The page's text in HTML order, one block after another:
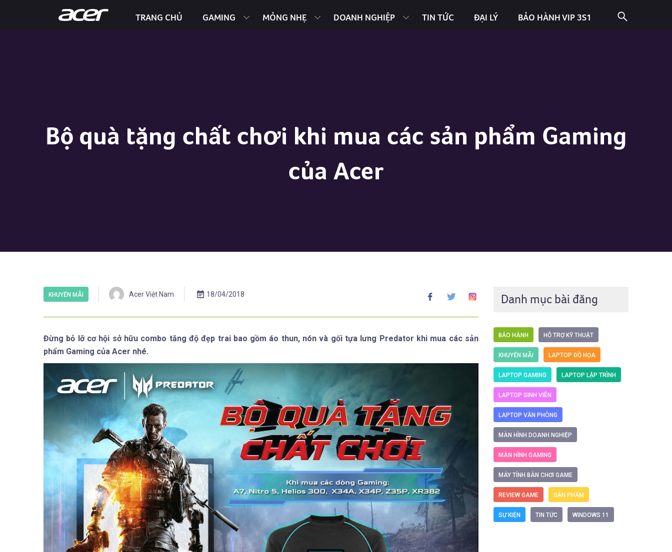
TRANG CHỦ GAMING MỎNG NHẸ DOANH NGHIỆP TIN TỨC ĐẠI LÝ BẢO HÀNH VIP 3S1
Bộ quà tặng chất chơi khi mua các sản phẩm Gaming
của Acer
KHUYẾN MÃI Acer Việt Nam 18/04/2018
Đừng bỏ lỡ cơ hội sở hữu combo tăng độ đẹp trai bao gồm áo thun, nón và gối tựa lưng Predator khi mua các sản
phẩm Gaming của Acer nhé.
Danh mục bài đăng
BẢO HÀNH HỖ TRỢ KỸ THUẬT
KHUYẾN MÃI LAPTOP ĐỒ HỌA
LAPTOP GAMING LAPTOP LẬP TRÌNH
LAPTOP SINH VIÊN
LAPTOP VĂN PHÒNG
MÀN HÌNH DOANH NGHIỆP
MÀN HÌNH GAMING
MÁY TÍNH BÀN CHƠI GAME
REVIEW GAME SẢN PHẨM
SỰ KIỆN TIN TỨC WINDOWS 11